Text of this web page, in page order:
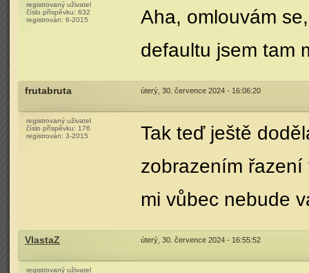
registrovaný uživatel
číslo příspěvku: 632
registrován: 6-2015
Aha, omlouvám
defaultu jsem tam
frutabruta úterý, 30. července 2024 - 16:06:20
registrovaný uživatel
číslo příspěvku: 176
registrován: 3-2015
Tak teď ještě
zobrazením
mi vůbec nebude
VlastaZ úterý, 30. července 2024 - 16:55:52
registrovaný uživatel